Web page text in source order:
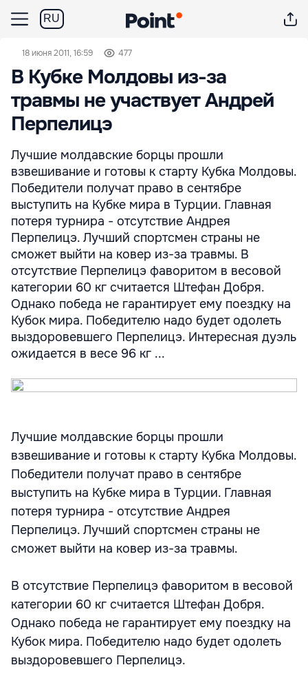
RU
18 июня 2011, 16:59 477
В Кубке Молдовы из-за
травмы не участвует Андрей
Перпелицэ
Лучшие молдавские борцы прошли
взвешивание и готовы к старту Кубка Молдовы.
Победители получат право в сентябре
выступить на Кубке мира в Турции. Главная
потеря турнира - отсутствие Андрея
Перпелицэ. Лучший спортсмен страны не
сможет выйти на ковер из-за травмы. В
отсутствие Перпелицэ фаворитом в весовой
категории 60 кг считается Штефан Добря.
Однако победа не гарантирует ему поездку на
Кубок мира. Победителю надо будет одолеть
выздоровевшего Перпелицэ. Интересная дуэль
ожидается в весе 96 кг ...
Лучшие молдавские борцы прошли
взвешивание и готовы к старту Кубка Молдовы.
Победители получат право в сентябре
выступить на Кубке мира в Турции. Главная
потеря турнира - отсутствие Андрея
Перпелицэ. Лучший спортсмен страны не
сможет выйти на ковер из-за травмы.
В отсутствие Перпелицэ фаворитом в весовой
категории 60 кг считается Штефан Добря.
Однако победа не гарантирует ему поездку на
Кубок мира. Победителю надо будет одолеть
выздоровевшего Перпелицэ.